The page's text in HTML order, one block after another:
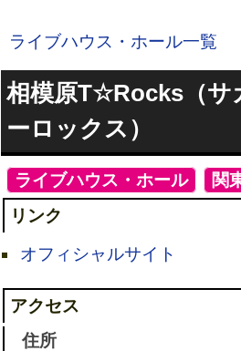
ライブハウス・ホール一覧
相模原T☆Rocks（サ
ーロックス）
ライブハウス・ホール] 関
リンク
オフィシャルサイト
アクセス
住所